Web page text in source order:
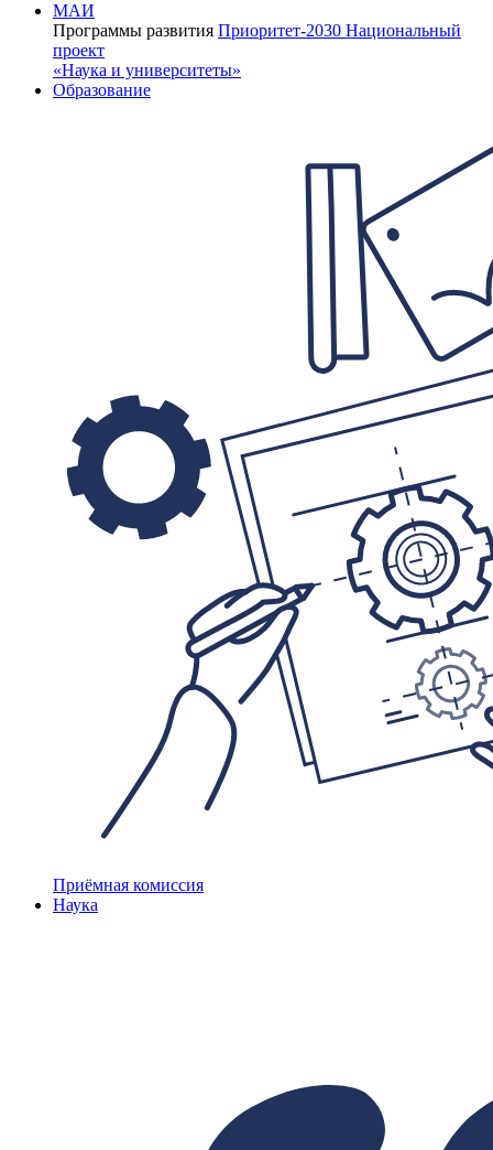
МАИ
Программы развития Приоритет-2030 Национальный
проект
«Наука и университеты»
Образование
Приёмная комиссия
Наука